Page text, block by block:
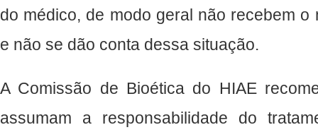
do médico, de modo geral não recebem o
e não se dão conta dessa situação.
A Comissão de Bioética do HIAE
assumam a responsabilidade do